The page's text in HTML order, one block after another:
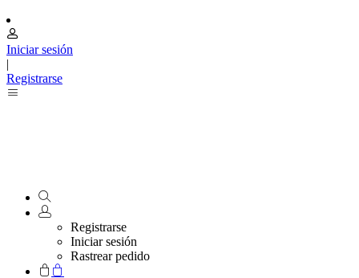
Iniciar sesión
|
Registrarse
Registrarse
Iniciar sesión
Rastrear pedido